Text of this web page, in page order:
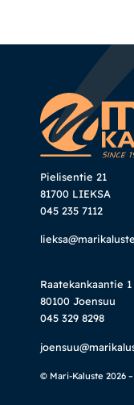
Pielisentie 21
81700 LIEKSA
045 235 7112
Raatekankaantie 1
80100 Joensuu
045 329 8298
© Mari-Kaluste 2026